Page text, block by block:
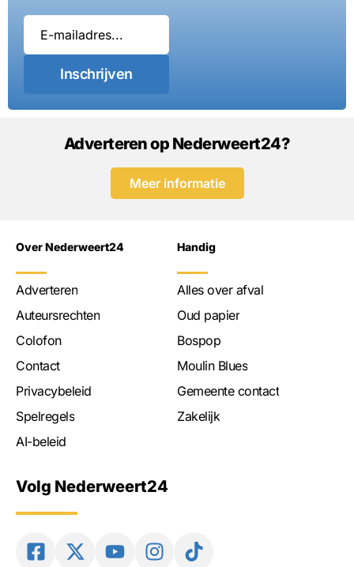
Inschrijven
Adverteren op Nederweert24?
Meer informatie
Over Nederweert24
Adverteren
Auteursrechten
Colofon
Contact
Privacybeleid
Spelregels
AI-beleid
Handig
Alles over afval
Oud papier
Bospop
Moulin Blues
Gemeente contact
Zakelijk
Volg Nederweert24